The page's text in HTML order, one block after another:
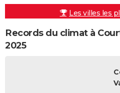
Les villes les
Records du climat à
2025